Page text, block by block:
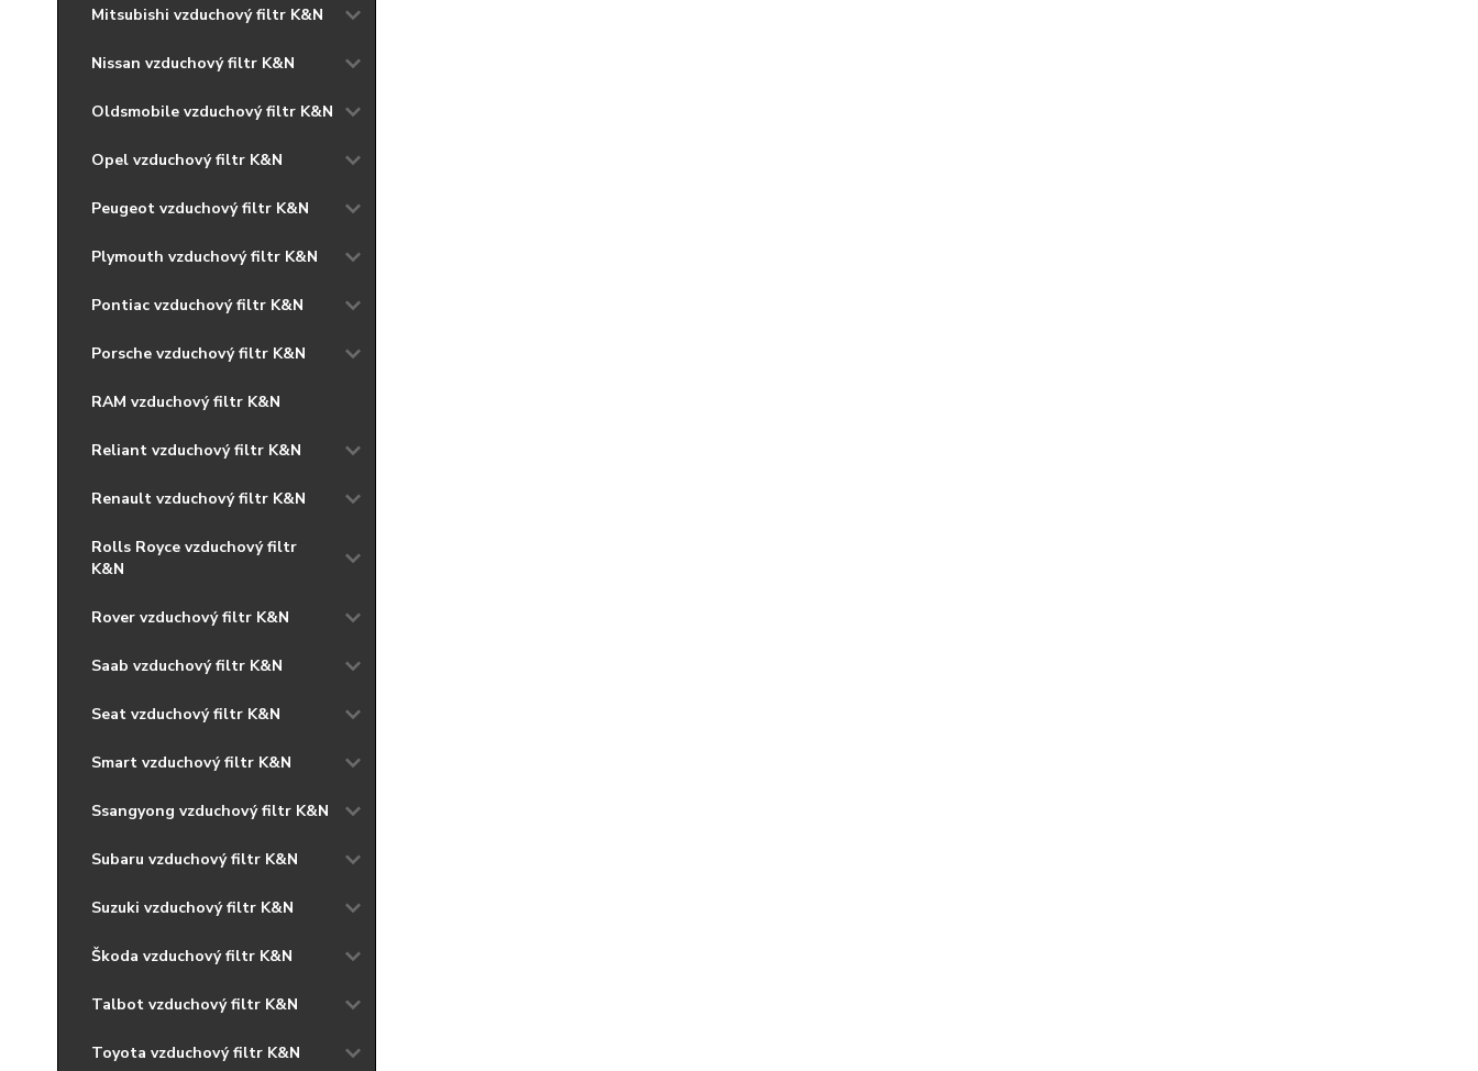
Mitsubishi vzduchový filtr K&N
Nissan vzduchový filtr K&N
Oldsmobile vzduchový filtr K&N
Opel vzduchový filtr K&N
Peugeot vzduchový filtr K&N
Plymouth vzduchový filtr K&N
Pontiac vzduchový filtr K&N
Porsche vzduchový filtr K&N
RAM vzduchový filtr K&N
Reliant vzduchový filtr K&N
Renault vzduchový filtr K&N
Rolls Royce vzduchový filtr
K&N
Rover vzduchový filtr K&N
Saab vzduchový filtr K&N
Seat vzduchový filtr K&N
Smart vzduchový filtr K&N
Ssangyong vzduchový filtr K&N
Subaru vzduchový filtr K&N
Suzuki vzduchový filtr K&N
Škoda vzduchový filtr K&N
Talbot vzduchový filtr K&N
Toyota vzduchový filtr K&N